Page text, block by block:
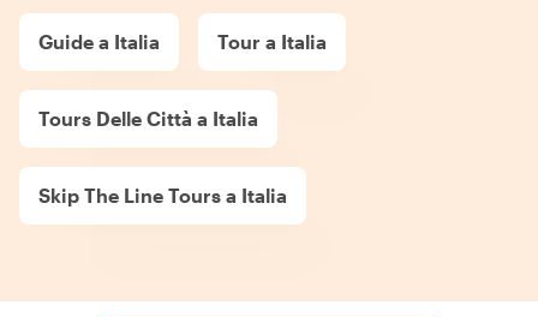
Guide a Italia Tour a Italia
Tours Delle Città a Italia
Skip The Line Tours a Italia